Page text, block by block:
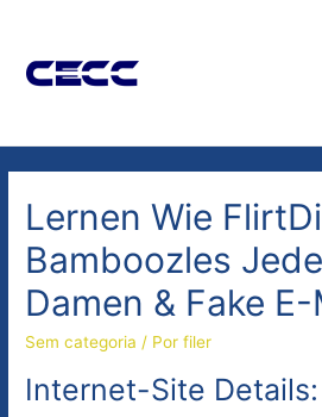
Lernen Wie
Bamboozles
Damen & Fake
Sem categoria / Porfiler
Internet-Site Details: